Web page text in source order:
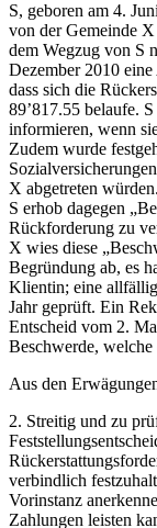
S, geboren am 4.
von der Gemeinde
dem Wegzug von S
Dezember 2010
dass sich die
89’817.55 belaufe.
informieren, wenn
Zudem wurde
X abgetreten würden.
S erhob dagegen
Rückforderung zu
X wies diese
Begründung ab, es
Klientin; eine
Jahr geprüft. Ein
Entscheid vom 2.
Beschwerde,
Aus den
2. Streitig und zu
verbindlich
Vorinstanz
Zahlungen leisten